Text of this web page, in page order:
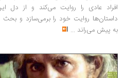
افراد عادی را روایت می‌کند و از دل
داستان‌ها روایت خود را برمی‌سازد و بحث
به پیش می‌راند ...